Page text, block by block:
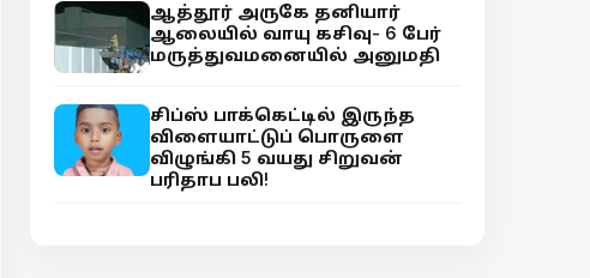
ஆத்தூர் அருகே தனியார்
ஆலையில் வாயு கசிவு- 6 பேர்
மருத்துவமனையில் அனுமதி
சிப்ஸ் பாக்கெட்டில் இருந்த
விளையாட்டுப் பொருளை
விழுங்கி 5 வயது சிறுவன்
பரிதாப பலி!